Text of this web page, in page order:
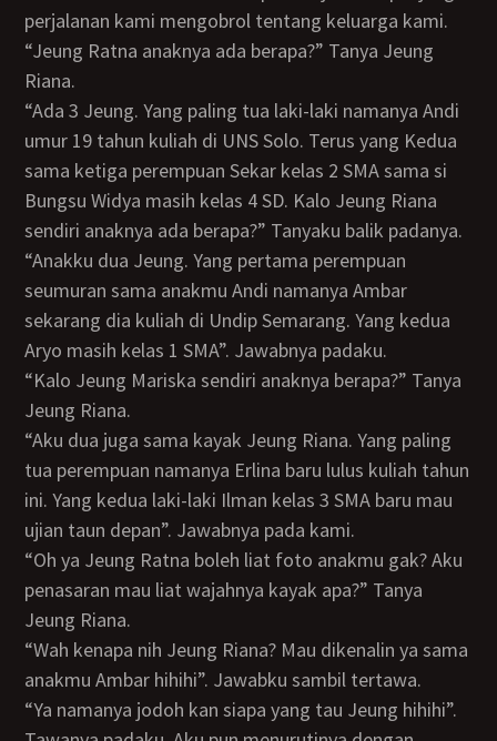
perjalanan kami mengobrol tentang keluarga kami.
“Jeung Ratna anaknya ada berapa?” Tanya Jeung
Riana.
“Ada 3 Jeung. Yang paling tua laki-laki namanya Andi
umur 19 tahun kuliah di UNS Solo. Terus yang Kedua
sama ketiga perempuan Sekar kelas 2 SMA sama si
Bungsu Widya masih kelas 4 SD. Kalo Jeung Riana
sendiri anaknya ada berapa?” Tanyaku balik padanya.
“Anakku dua Jeung. Yang pertama perempuan
seumuran sama anakmu Andi namanya Ambar
sekarang dia kuliah di Undip Semarang. Yang kedua
Aryo masih kelas 1 SMA”. Jawabnya padaku.
“Kalo Jeung Mariska sendiri anaknya berapa?” Tanya
Jeung Riana.
“Aku dua juga sama kayak Jeung Riana. Yang paling
tua perempuan namanya Erlina baru lulus kuliah tahun
ini. Yang kedua laki-laki Ilman kelas 3 SMA baru mau
ujian taun depan”. Jawabnya pada kami.
“Oh ya Jeung Ratna boleh liat foto anakmu gak? Aku
penasaran mau liat wajahnya kayak apa?” Tanya
Jeung Riana.
“Wah kenapa nih Jeung Riana? Mau dikenalin ya sama
anakmu Ambar hihihi”. Jawabku sambil tertawa.
“Ya namanya jodoh kan siapa yang tau Jeung hihihi”.